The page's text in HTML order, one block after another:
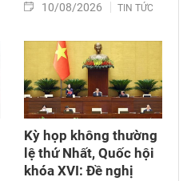
10/08/2026 TIN TỨC
Kỳ họp không thường
lệ thứ Nhất, Quốc hội
khóa XVI: Đề nghị